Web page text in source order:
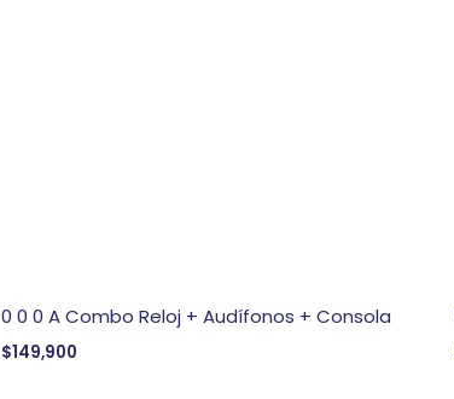
0 0 0 A Combo Reloj + Audífonos + Consola
$149,900